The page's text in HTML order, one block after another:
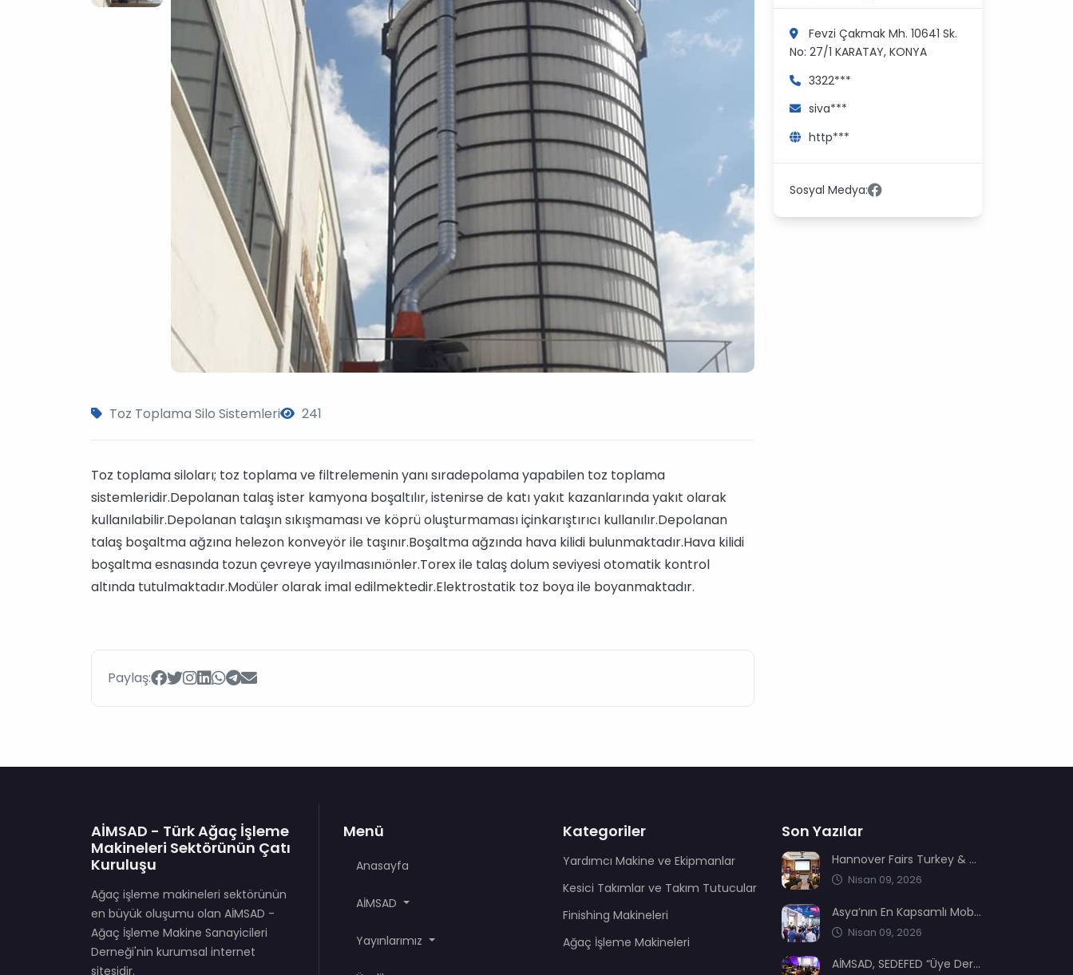
Toz Toplama Silo Sistemleri 241
Toz toplama siloları; toz toplama ve filtrelemenin yanı sıradepolama yapabilen toz toplama
sistemleridir.Depolanan talaş ister kamyona boşaltılır, istenirse de katı yakıt kazanlarında yakıt olarak
kullanılabilir.Depolanan talaşın sıkışmaması ve köprü oluşturmaması içinkarıştırıcı kullanılır.Depolanan
talaş boşaltma ağzına helezon konveyör ile taşınır.Boşaltma ağzında hava kilidi bulunmaktadır.Hava kilidi
boşaltma esnasında tozun çevreye yayılmasınıönler.Torex ile talaş dolum seviyesi otomatik kontrol
altında tutulmaktadır.Modüler olarak imal edilmektedir.Elektrostatik toz boya ile boyanmaktadır.
Paylaş:
Fevzi Çakmak Mh. 10641 Sk.
No: 27/1 KARATAY, KONYA
3322***
siva***
http***
Sosyal Medya:
AİMSAD - Türk Ağaç İşleme
Makineleri Sektörünün Çatı
Kuruluşu
Ağaç işleme makineleri sektörünün
en büyük oluşumu olan AİMSAD -
Ağaç İşleme Makine Sanayicileri
Derneği'nin kurumsal internet
sitesidir.
Menü
Anasayfa
AİMSAD
Yayınlarımız
Kategoriler
Yardımcı Makine ve Ekipmanlar
Kesici Takımlar ve Takım Tutucular
Finishing Makineleri
Ağaç İşleme Makineleri
Son Yazılar
Hannover Fairs Turkey & MENA sektör dernekleriyle bir araya geldi
Nisan 09, 2026
Asya’nın En Kapsamlı Mobilya Üretimi ve Ağaç İşleme Fuarı: CIFM / Interzum Guangzhou
Nisan 09, 2026
AİMSAD, SEDEFED “Üye Dernekler Etki ve Değer Buluşması’nda” yerini aldı